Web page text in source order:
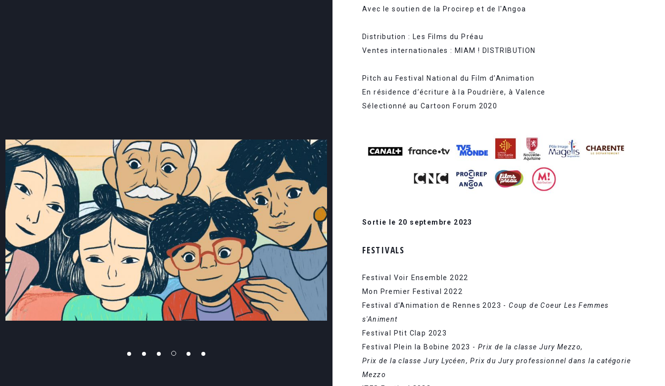
Avec le soutien de la Procirep et de l'Angoa
Distribution : Les Films du Préau
Ventes internationales : MIAM ! DISTRIBUTION
Pitch au Festival National du Film d’Animation
En résidence d’écriture à la Poudrière, à Valence
Sélectionné au Cartoon Forum 2020
Sortie le 20 septembre 2023
FESTIVALS
Festival Voir Ensemble 2022
Mon Premier Festival 2022
Festival d'Animation de Rennes 2023 -Coup de Coeur Les Femmes
s'Animent
Festival Ptit Clap 2023
Festival Plein la Bobine 2023 - Prix de la classe Jury Mezzo,
Prix de la classe Jury Lycéen,Prix du Jury professionnel dans la catégorie
Mezzo